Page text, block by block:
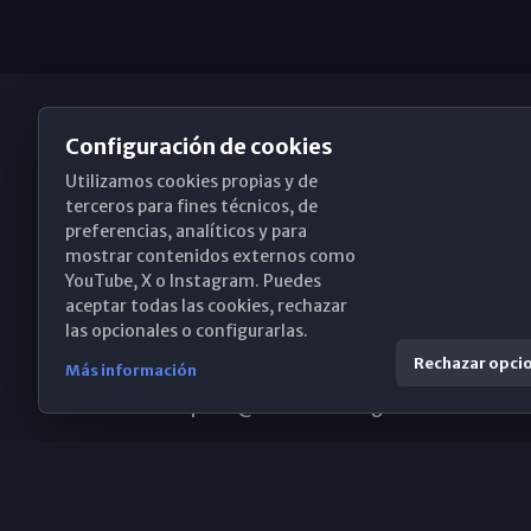
Obispado de Málaga
Santa María, 18-20. 29015 Málaga
(+34) 952 224 386
Configuración de cookies
Utilizamos cookies propias y de
terceros para fines técnicos, de
preferencias, analíticos y para
mostrar contenidos externos como
YouTube, X o Instagram. Puedes
aceptar todas las cookies, rechazar
las opcionales o configurarlas.
Más información Rechazar